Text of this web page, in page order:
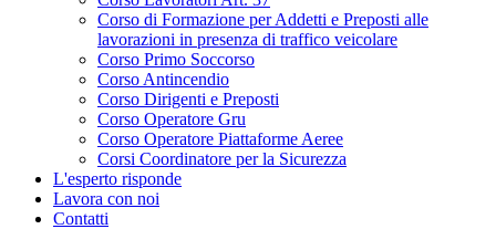
Corso di Formazione per Addetti e Preposti alle
lavorazioni in presenza di traffico veicolare
Corso Primo Soccorso
Corso Antincendio
Corso Dirigenti e Preposti
Corso Operatore Gru
Corso Operatore Piattaforme Aeree
Corsi Coordinatore per la Sicurezza
L'esperto risponde
Lavora con noi
Contatti